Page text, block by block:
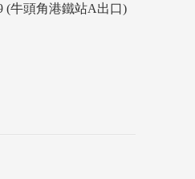
(牛頭角港鐵站A出口)